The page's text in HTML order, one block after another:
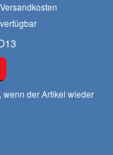
Versandkosten
der Artikel wieder